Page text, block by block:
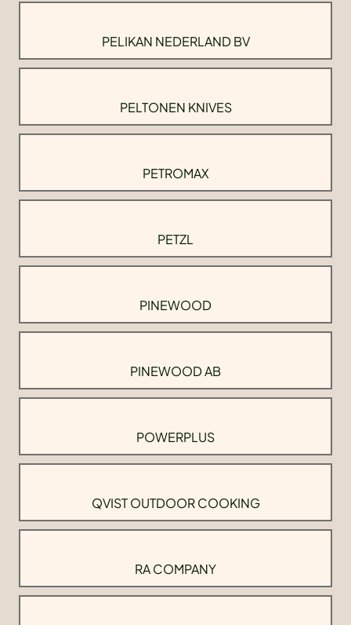
PELIKAN NEDERLAND BV
PELTONEN KNIVES
PETROMAX
PETZL
PINEWOOD
PINEWOOD AB
POWERPLUS
QVIST OUTDOOR COOKING
RA COMPANY